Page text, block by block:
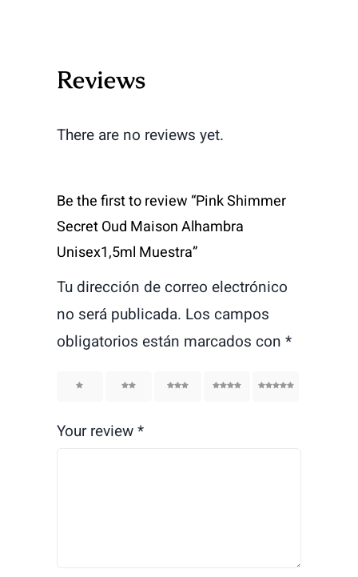
Reviews
There are no reviews yet.
Be the first to review “Pink Shimmer
Secret Oud Maison Alhambra
Unisex1,5ml Muestra”
Tu dirección de correo electrónico
no será publicada. Los campos
obligatorios están marcados con *
2 3 4 5
Your review*